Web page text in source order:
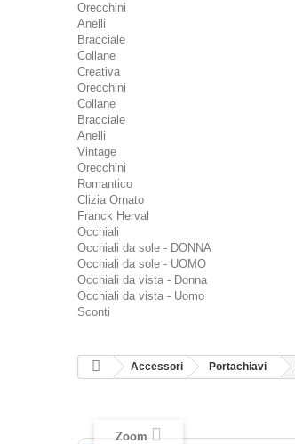
Orecchini
Anelli
Bracciale
Collane
Creativa
Orecchini
Collane
Bracciale
Anelli
Vintage
Orecchini
Romantico
Clizia Ornato
Franck Herval
Occhiali
Occhiali da sole - DONNA
Occhiali da sole - UOMO
Occhiali da vista - Donna
Occhiali da vista - Uomo
Sconti
Accessori Portachiavi
Zoom